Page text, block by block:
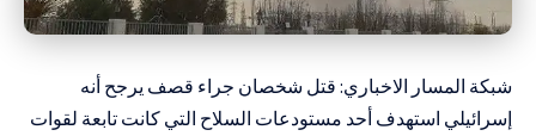
شبكة المسار الاخباري: قتل شخصان جراء قصف يرجح أنه
إسرائيلي استهدف أحد مستودعات السلاح التي كانت تابعة لقوات